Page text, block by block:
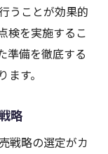
うことが効果的
検を実施するこ
準備を徹底する
す。
略
戦略の選定がカ